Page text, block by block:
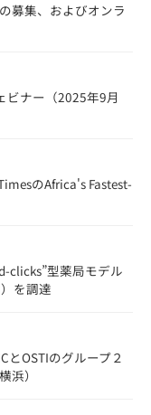
募集、およびオンラ
ビナー（2025年9月
のAfrica's Fastest-
clicks”型薬局モデル
を調達
とOSTIのグループ２
浜）